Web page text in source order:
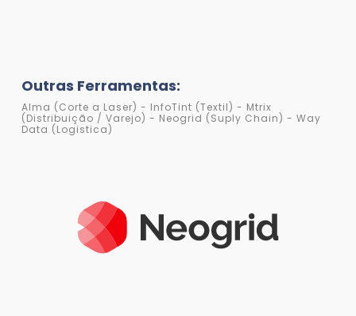
Outras Ferramentas:
Alma (Corte a Laser) - InfoTint (Textil) - Mtrix
(Distribuição / Varejo) - Neogrid (Suply Chain) - Way
Data (Logistica)